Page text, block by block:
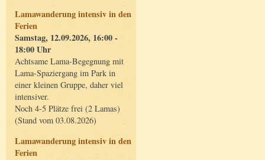
Lamawanderung intensiv in den
Ferien
Samstag, 12.09.2026, 16:00 -
18:00 Uhr
Achtsame Lama-Begegnung mit
Lama-Spaziergang im Park in
einer kleinen Gruppe, daher viel
intensiver.
Noch 4-5 Plätze frei (2 Lamas)
(Stand vom 03.08.2026)
Lamawanderung intensiv in den
Ferien